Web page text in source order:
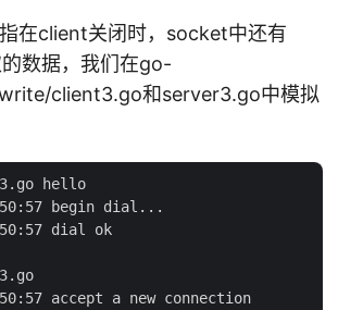
在client关闭时，socket中还有
数据，我们在go-
client3.go和server3.go中模拟
hello
begin dial...
dial ok
accept a new connection